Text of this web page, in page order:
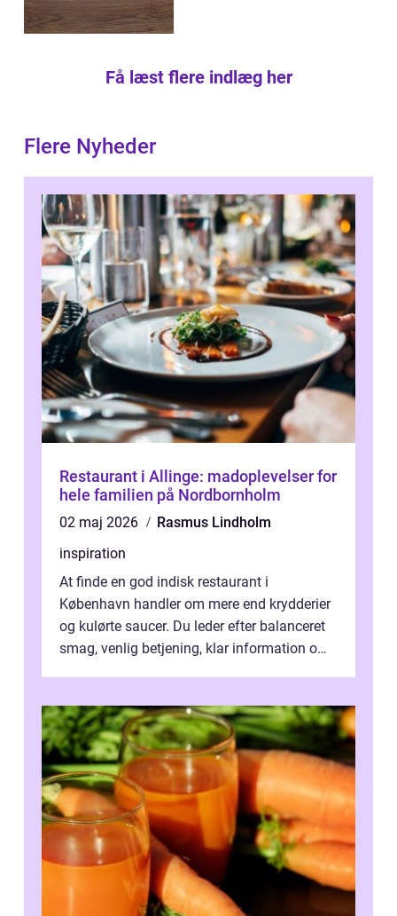
Få læst flere indlæg her
Flere Nyheder
Restaurant i Allinge: madoplevelser for
hele familien på Nordbornholm
02 maj 2026
Rasmus Lindholm
inspiration
At finde en god indisk restaurant i
København handler om mere end krydderier
og kulørte saucer. Du leder efter balanceret
smag, venlig betjening, klar information om